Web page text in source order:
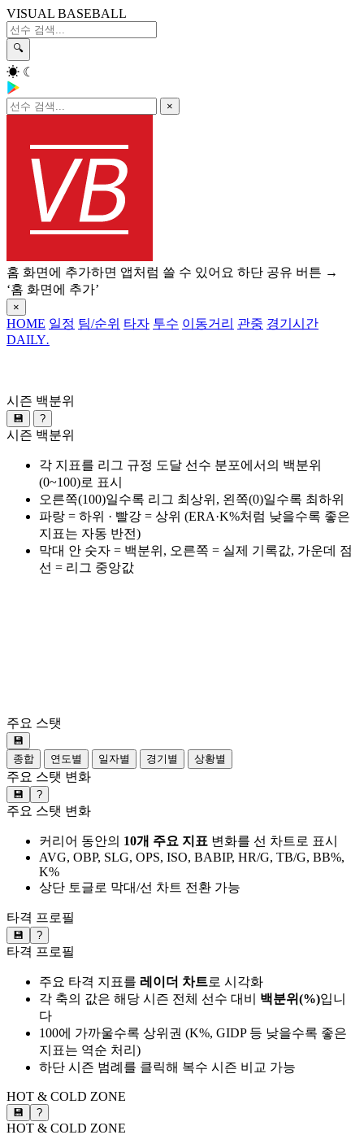
VISUAL BASEBALL
🔍
☀ ☾
×
홈 화면에 추가하면 앱처럼 쓸 수 있어요 하단 공유 버튼 →
‘홈 화면에 추가’
×
HOME 일정 팀/순위 타자 투수 이동거리 관중 경기시간
DAILY.
시즌 백분위
💾 ?
시즌 백분위
각 지표를 리그 규정 도달 선수 분포에서의 백분위
(0~100)로 표시
오른쪽(100)일수록 리그 최상위, 왼쪽(0)일수록 최하위
파랑 = 하위 · 빨강 = 상위 (ERA·K%처럼 낮을수록 좋은
지표는 자동 반전)
막대 안 숫자 = 백분위, 오른쪽 = 실제 기록값, 가운데 점
선 = 리그 중앙값
주요 스탯
💾
종합
연도별 일자별 경기별 상황별
주요 스탯 변화
💾 ?
주요 스탯 변화
커리어 동안의 10개 주요 지표 변화를 선 차트로 표시
AVG, OBP, SLG, OPS, ISO, BABIP, HR/G, TB/G, BB%,
K%
상단 토글로 막대/선 차트 전환 가능
타격 프로필
💾 ?
타격 프로필
주요 타격 지표를 레이더 차트로 시각화
각 축의 값은 해당 시즌 전체 선수 대비 백분위(%)입니
다
100에 가까울수록 상위권 (K%, GIDP 등 낮을수록 좋은
지표는 역순 처리)
하단 시즌 범례를 클릭해 복수 시즌 비교 가능
HOT & COLD ZONE
💾 ?
HOT & COLD ZONE